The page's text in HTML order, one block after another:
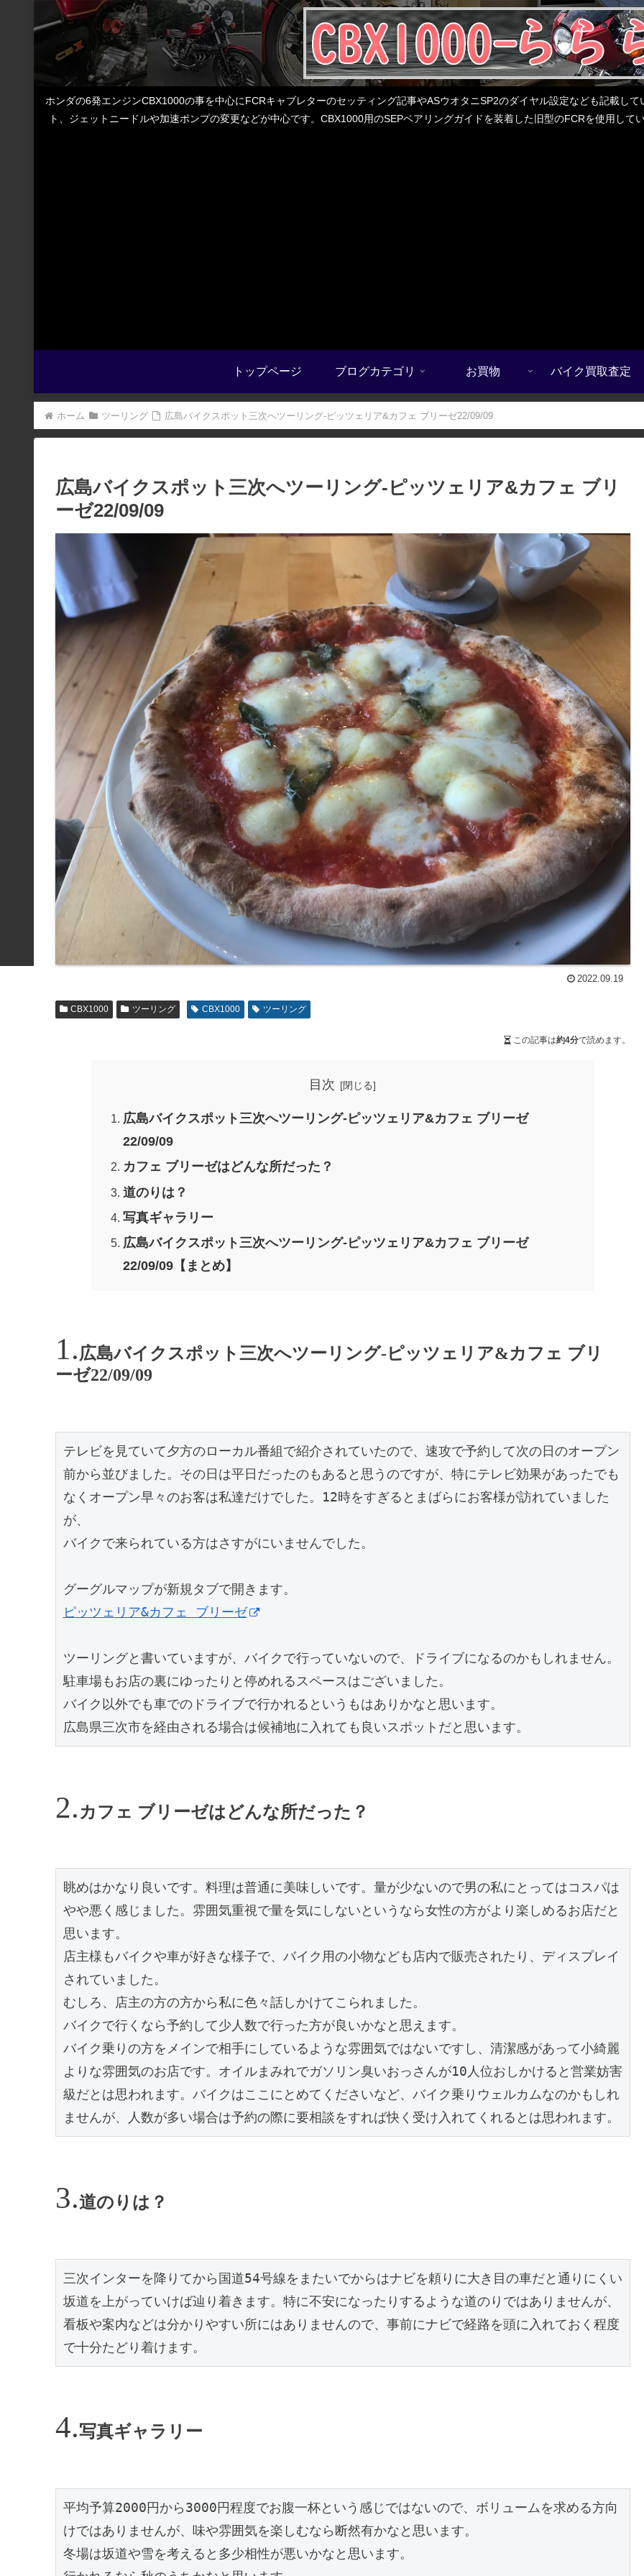
ホンダの6発エンジンCBX1000の事を中心にFCRキャブレターのセッティング記事やASウオタニSP2のダイヤル設定なども記載し
ト、ジェットニードルや加速ポンプの変更などが中心です。CBX1000用のSEPベアリングガイドを装着した旧型のFCRを使用し
トップページ ブログカテゴリ お買物 バイク買取査定
ホーム ツーリング 広島バイクスポット三次へツーリング-ピッツェリア&カフェ ブリーゼ22/09/09
広島バイクスポット三次へツーリング-ピッツェリア&カフェ ブリ
ーゼ22/09/09
2022.09.19
CBX1000 ツーリング CBX1000 ツーリング
この記事は約4分で読めます。
目次
広島バイクスポット三次へツーリング-ピッツェリア&カフェ ブリーゼ
22/09/09
カフェ ブリーゼはどんな所だった？
道のりは？
写真ギャラリー
広島バイクスポット三次へツーリング-ピッツェリア&カフェ ブリーゼ
22/09/09【まとめ】
広島バイクスポット三次へツーリング-ピッツェリア&カフェ ブリ
ーゼ22/09/09
テレビを見ていて夕方のローカル番組で紹介されていたので、速攻で予約して次の日のオープン
前から並びました。その日は平日だったのもあると思うのですが、特にテレビ効果があったでも
なくオープン早々のお客は私達だけでした。12時をすぎるとまばらにお客様が訪れていました
が、
バイクで来られている方はさすがにいませんでした。
ピッツェリア&カフェ ブリーゼ
ツーリングと書いていますが、バイクで行っていないので、ドライブになるのかもしれません。
駐車場もお店の裏にゆったりと停めれるスペースはございました。
バイク以外でも車でのドライブで行かれるというもはありかなと思います。
広島県三次市を経由される場合は候補地に入れても良いスポットだと思います。
カフェ ブリーゼはどんな所だった？
眺めはかなり良いです。料理は普通に美味しいです。量が少ないので男の私にとってはコスパは
やや悪く感じました。雰囲気重視で量を気にしないというなら女性の方がより楽しめるお店だと
思います。
店主様もバイクや車が好きな様子で、バイク用の小物なども店内で販売されたり、ディスプレイ
されていました。
むしろ、店主の方の方から私に色々話しかけてこられました。
バイクで行くなら予約して少人数で行った方が良いかなと思えます。
バイク乗りの方をメインで相手にしているような雰囲気ではないですし、清潔感があって小綺麗
よりな雰囲気のお店です。オイルまみれでガソリン臭いおっさんが10人位おしかけると営業妨害
級だとは思われます。バイクはここにとめてくださいなど、バイク乗りウェルカムなのかもしれ
ませんが、人数が多い場合は予約の際に要相談をすれば快く受け入れてくれるとは思われます。
道のりは？
三次インターを降りてから国道54号線をまたいでからはナビを頼りに大き目の車だと通りにくい
坂道を上がっていけば辿り着きます。特に不安になったりするような道のりではありませんが、
看板や案内などは分かりやすい所にはありませんので、事前にナビで経路を頭に入れておく程度
で十分たどり着けます。
写真ギャラリー
平均予算2000円から3000円程度でお腹一杯という感じではないので、ボリュームを求める方向
けではありませんが、味や雰囲気を楽しむなら断然有かなと思います。
冬場は坂道や雪を考えると多少相性が悪いかなと思います。